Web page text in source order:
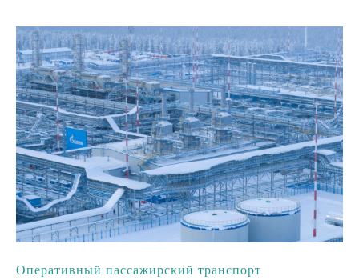
Оперативный пассажирский транспорт